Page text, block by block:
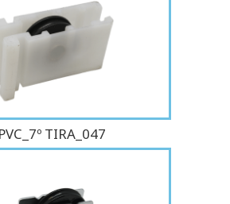
PVC_7º TIRA_047